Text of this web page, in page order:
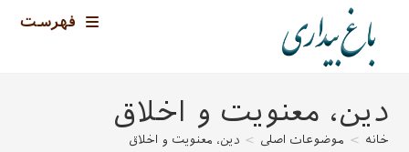
فهرست
دین، معنویت و اخلاق
خانه > موضوعات اصلی > دین، معنویت و اخلاق